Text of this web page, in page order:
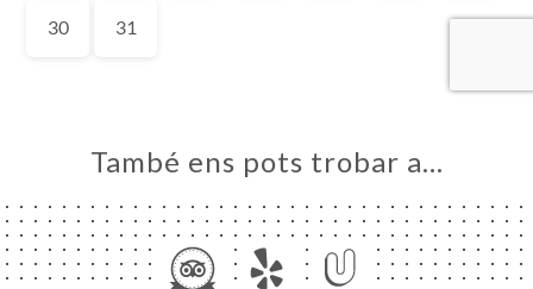
També ens pots trobar a…